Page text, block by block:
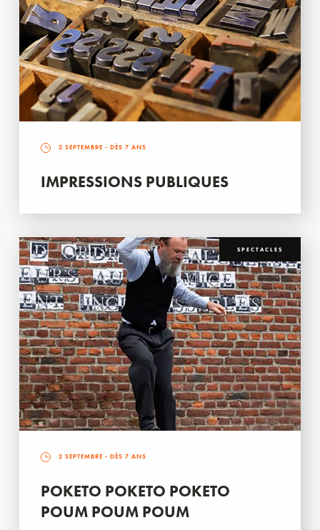
2 SEPTEMBRE - DÈS 7 ANS
IMPRESSIONS PUBLIQUES
SPECTACLES
2 SEPTEMBRE - DÈS 7 ANS
POKETO POKETO POKETO
POUM POUM POUM